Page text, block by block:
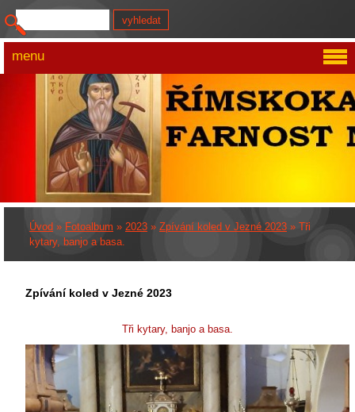
Úvod » Fotoalbum » 2023 » Zpívání koled v Jezné 2023 » Tři
kytary, banjo a basa.
Zpívání koled v Jezné 2023
Tři kytary, banjo a basa.
menu